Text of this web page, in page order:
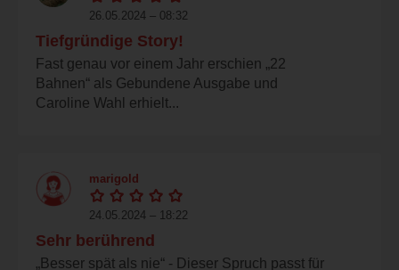
26.05.2024 – 08:32
Tiefgründige Story!
Fast genau vor einem Jahr erschien „22
Bahnen“ als Gebundene Ausgabe und
Caroline Wahl erhielt...
marigold
24.05.2024 – 18:22
Sehr berührend
„Besser spät als nie“ - Dieser Spruch passt für